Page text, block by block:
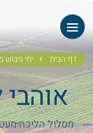
דף הבית ימי
מסלול הליכה